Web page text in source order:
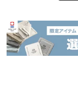
商
品
の